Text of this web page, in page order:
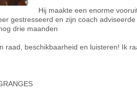
Hij maakte een enorme
gestresseerd en zijn coach adviseerde
drie maanden
raad, beschikbaarheid en luisteren! Ik